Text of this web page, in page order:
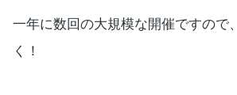
一年に数回の大規模な開催ですので
く！